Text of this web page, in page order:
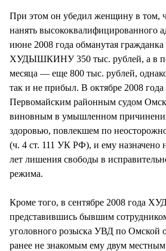
При этом он убедил женщину в том,
нанять высококвалифицированного
июне 2008 года обманутая гражданка
ХУДЫШКИНУ 350 тыс. рублей, а в
месяца — еще 800 тыс. рублей,
так и не прибыл. В октябре 2008
Первомайским районным судом
виновным в умышленном
здоровью, повлекшем по
(ч. 4 ст. 111 УК РФ), и ему назначено
лет лишения свободы в
режима.
Кроме того, в сентябре 2008 года
представившись бывшим
уголовного розыска УВД по Омской
ранее не знакомым ему двум